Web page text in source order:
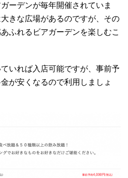
ーデンが毎年開催されていま
きな広場があるのですが、その
ふれるビアガーデンを楽しむこ
いれば入店可能ですが、事前予
が安くなるので利用しましょ